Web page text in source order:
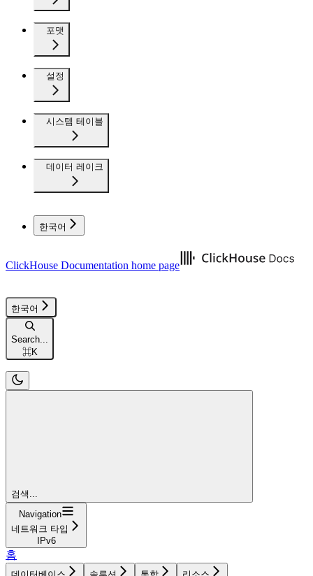
포맷
설정
시스템 테이블
데이터 레이크
한국어
ClickHouse Documentation home page
한국어
Search...
⌘K
검색...
Navigation
네트워크 타입
IPv6
홈